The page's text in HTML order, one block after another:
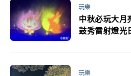
玩樂
中秋必玩大月
鼓秀雷射燈光
玩樂